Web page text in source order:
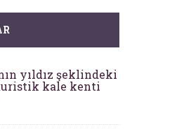
yıldız şeklindeki
kale kenti